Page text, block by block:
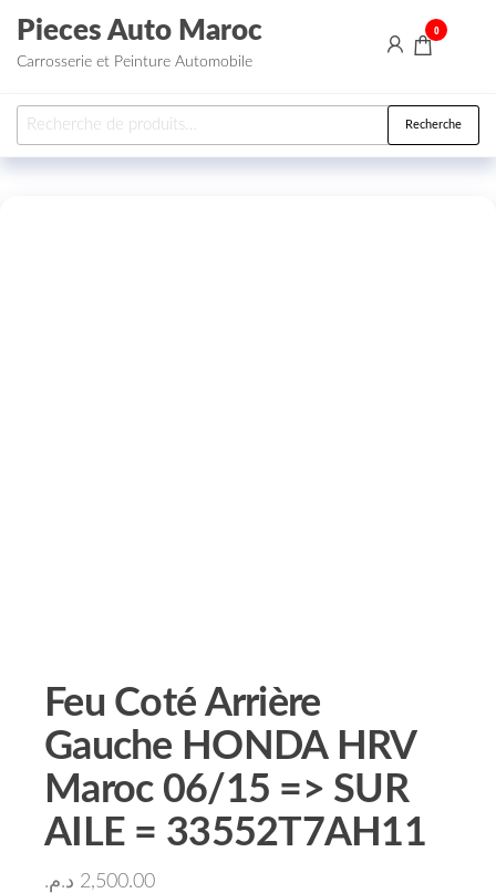
Aller au contenu
Pieces Auto Maroc
Carrosserie et Peinture Automobile
0
Recherche pour : Recherche
Feu Coté Arrière
Gauche HONDA HRV
Maroc 06/15 => SUR
AILE = 33552T7AH11
2,500.00 د.م.